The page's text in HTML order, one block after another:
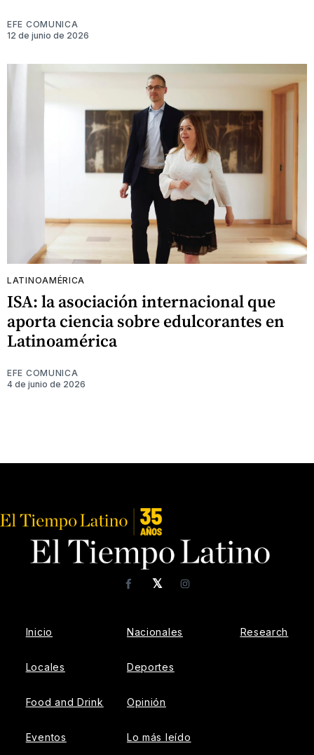
EFE COMUNICA
12 de junio de 2026
LATINOAMÉRICA
ISA: la asociación internacional que
aporta ciencia sobre edulcorantes en
Latinoamérica
EFE COMUNICA
4 de junio de 2026
𝕏
FacebookInstagram
Inicio
Locales
Food and Drink
Eventos
Nacionales
Deportes
Opinión
Lo más leído
Research